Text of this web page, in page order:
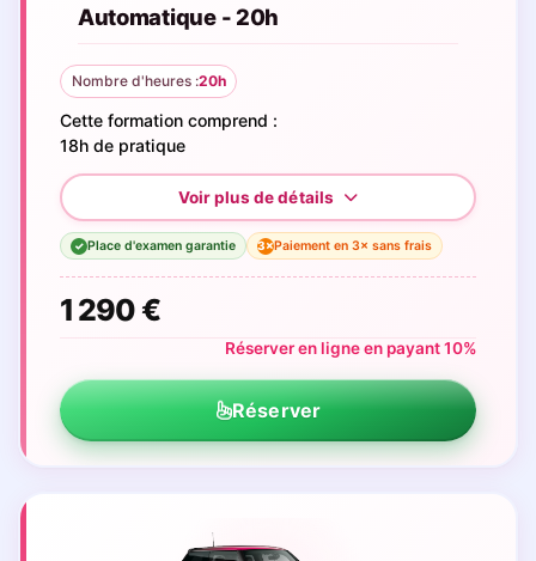
Automatique - 20h
Nombre d'heures :20h
Cette formation comprend :
18h de pratique
✓ Place d'examen garantie 3×Paiement en 3× sans frais
1 290 €
Réserver en ligne en payant 10%
Réserver